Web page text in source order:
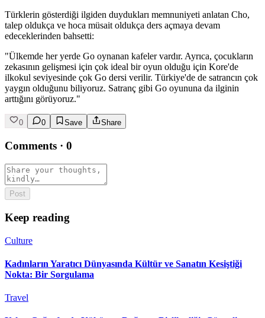
Türklerin gösterdiği ilgiden duydukları memnuniyeti anlatan Cho,
talep oldukça ve hoca müsait oldukça ders açmaya devam
edeceklerinden bahsetti:
"Ülkemde her yerde Go oynanan kafeler vardır. Ayrıca, çocukların
zekasının gelişmesi için çok ideal bir oyun olduğu için Kore'de
ilkokul seviyesinde çok Go dersi verilir. Türkiye'de de satrancın çok
yaygın olduğunu biliyoruz. Satranç gibi Go oyununa da ilginin
arttığını görüyoruz."
0 0 Save Share
Comments · 0
Post
Keep reading
Culture
Kadınların Yaratıcı Dünyasında Kültür ve Sanatın Kesiştiği
Nokta: Bir Sorgulama
Travel